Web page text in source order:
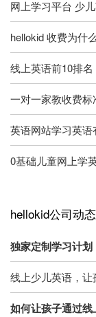
网上学习平台 少
hellokid 收费为什
线上英语前10排
一对一家教收费
英语网站学习英
0基础儿童网上学
hellokid公司动态
独家定制学习计
线上少儿英语，让
如何让孩子通过